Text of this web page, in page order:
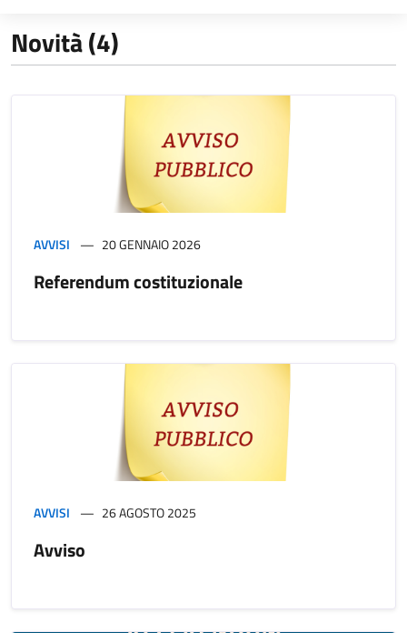
Novità (4)
AVVISI 20 GENNAIO 2026
Referendum costituzionale
AVVISI 26 AGOSTO 2025
Avviso